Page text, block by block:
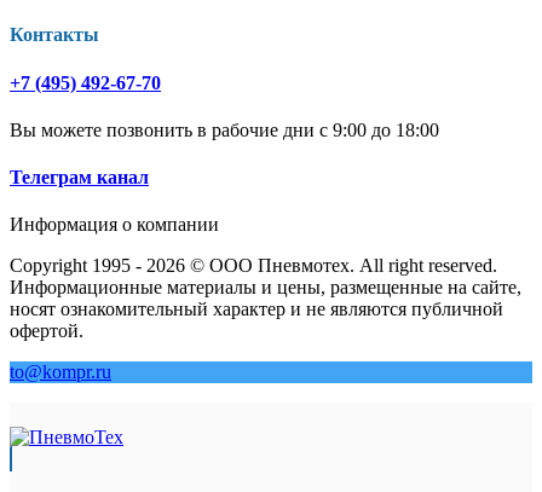
Контакты
+7 (495) 492-67-70
Вы можете позвонить в рабочие дни с 9:00 до 18:00
Телеграм канал
Информация о компании
Copyright 1995 - 2026 © ООО Пневмотех. All right reserved.
Информационные материалы и цены, размещенные на сайте,
носят ознакомительный характер и не являются публичной
офертой.
to@kompr.ru